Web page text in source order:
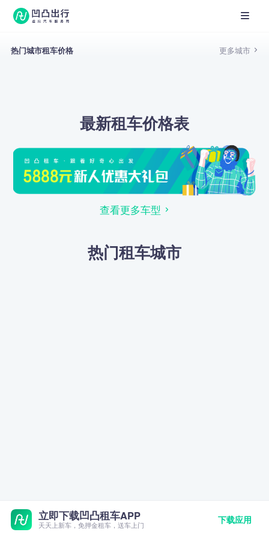
热门城市租车价格 更多城市
最新租车价格表
查看更多车型
热门租车城市
立即下载凹凸租车APP
天天上新车，免押金租车，送车上门 下载应用